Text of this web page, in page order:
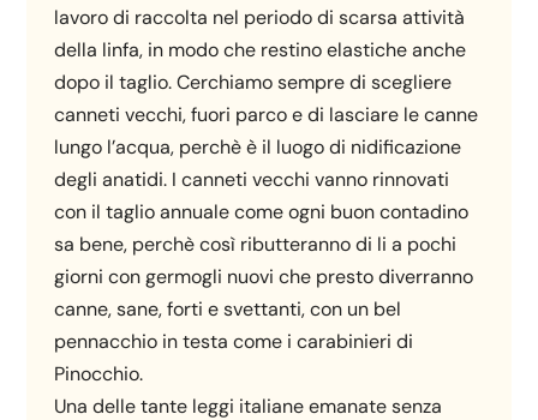
lavoro di raccolta nel periodo di scarsa attività
della linfa, in modo che restino elastiche anche
dopo il taglio. Cerchiamo sempre di scegliere
canneti vecchi, fuori parco e di lasciare le canne
lungo l’acqua, perchè è il luogo di nidificazione
degli anatidi. I canneti vecchi vanno rinnovati
con il taglio annuale come ogni buon contadino
sa bene, perchè così ributteranno di li a pochi
giorni con germogli nuovi che presto diverranno
canne, sane, forti e svettanti, con un bel
pennacchio in testa come i carabinieri di
Pinocchio.
Una delle tante leggi italiane emanate senza